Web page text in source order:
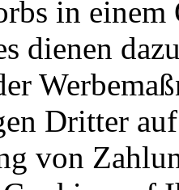
in
dienen
Dritter
von